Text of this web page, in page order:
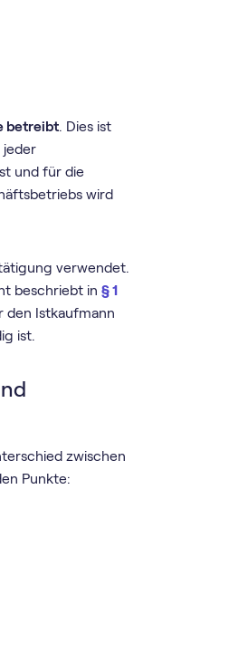
betreibt. Dies ist
jeder
und für die
wird
verwendet.
beschriebt in§ 1
den Istkaufmann
ist.
zwischen
Punkte: